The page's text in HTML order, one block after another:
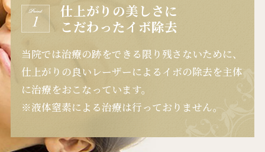
仕上がりの美しさに
こだわったイボ除去
当院では治療の跡をできる限り残さないために、
仕上がりの良いレーザーによるイボの除去を主体
に治療をおこなっています。
※液体窒素による治療は行っておりません。